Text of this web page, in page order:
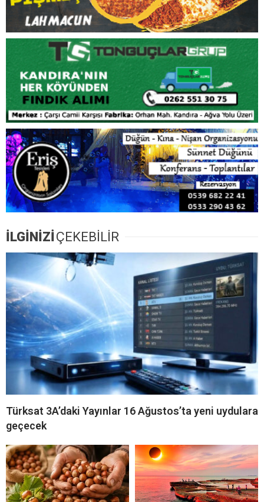
İLGİNİZİÇEKEBİLİR